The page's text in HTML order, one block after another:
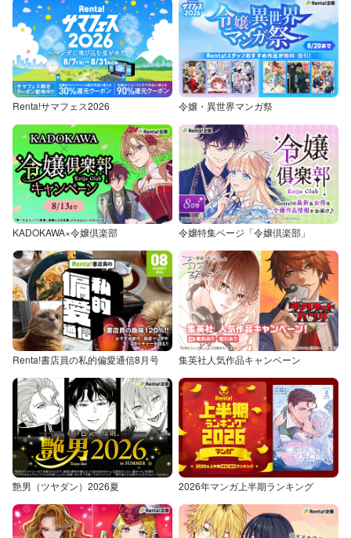
Renta!サマフェス2026 令嬢・異世界マンガ祭
KADOKAWA×令嬢倶楽部 令嬢特集ページ「令嬢倶楽部」
Renta!書店員の私的偏愛通信8月号 集英社人気作品キャンペーン
艶男（ツヤダン）2026夏 2026年マンガ上半期ランキング